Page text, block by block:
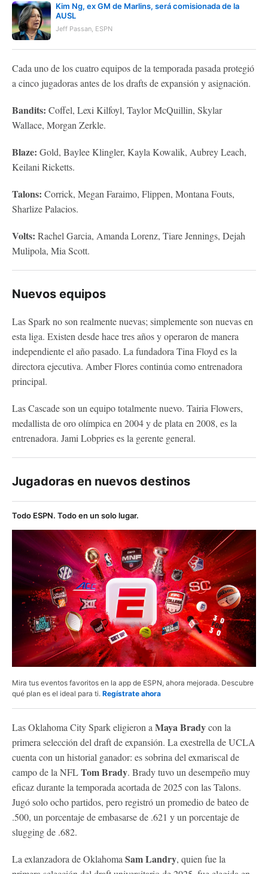
Kim Ng, ex GM de Marlins, será comisionada de la
AUSL
Jeff Passan, ESPN
Cada uno de los cuatro equipos de la temporada pasada protegió
a cinco jugadoras antes de los drafts de expansión y asignación.
Bandits: Coffel, Lexi Kilfoyl, Taylor McQuillin, Skylar
Wallace, Morgan Zerkle.
Blaze: Gold, Baylee Klingler, Kayla Kowalik, Aubrey Leach,
Keilani Ricketts.
Talons: Corrick, Megan Faraimo, Flippen, Montana Fouts,
Sharlize Palacios.
Volts: Rachel Garcia, Amanda Lorenz, Tiare Jennings, Dejah
Mulipola, Mia Scott.
Nuevos equipos
Las Spark no son realmente nuevas; simplemente son nuevas en
esta liga. Existen desde hace tres años y operaron de manera
independiente el año pasado. La fundadora Tina Floyd es la
directora ejecutiva. Amber Flores continúa como entrenadora
principal.
Las Cascade son un equipo totalmente nuevo. Tairia Flowers,
medallista de oro olímpica en 2004 y de plata en 2008, es la
entrenadora. Jami Lobpries es la gerente general.
Jugadoras en nuevos destinos
Todo ESPN. Todo en un solo lugar.
Mira tus eventos favoritos en la app de ESPN, ahora mejorada. Descubre
qué plan es el ideal para ti. Regístrate ahora
Las Oklahoma City Spark eligieron aMaya Bradycon la
primera selección del draft de expansión. La exestrella de UCLA
cuenta con un historial ganador: es sobrina del exmariscal de
campo de la NFLTom Brady. Brady tuvo un desempeño muy
eficaz durante la temporada acortada de 2025 con las Talons.
Jugó solo ocho partidos, pero registró un promedio de bateo de
.500, un porcentaje de embasarse de .621 y un porcentaje de
slugging de .682.
La exlanzadora de OklahomaSam Landry, quien fue la